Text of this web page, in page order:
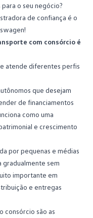
o seu negócio?
de confiança é o
!
com consórcio é
atende diferentes perfis
que desejam
de financiamentos
como uma
e crescimento
por pequenas e médias
gradualmente sem
importante em
e entregas
consórcio são as